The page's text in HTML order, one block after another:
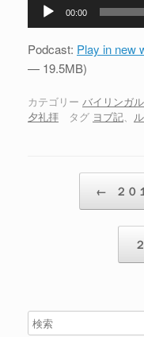
プ
ヤ
ー
00:00
Podcast: Play in new
— 19.5MB)
カテゴリー バイリンガ
夕礼拝 タグ ヨブ記、
← ２０